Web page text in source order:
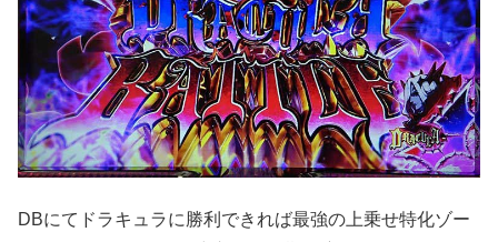
DBにてドラキュラに勝利できれば最強の上乗せ特化ゾー